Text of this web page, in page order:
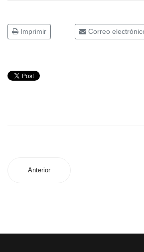
Imprimir Correo
Anterior